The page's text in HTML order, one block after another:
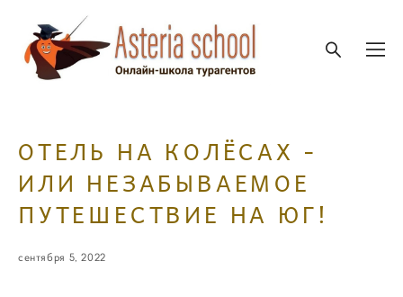
сентября 5, 2022
ОТЕЛЬ НА КОЛЁСАХ -
ИЛИ НЕЗАБЫВАЕМОЕ
ПУТЕШЕСТВИЕ НА ЮГ!